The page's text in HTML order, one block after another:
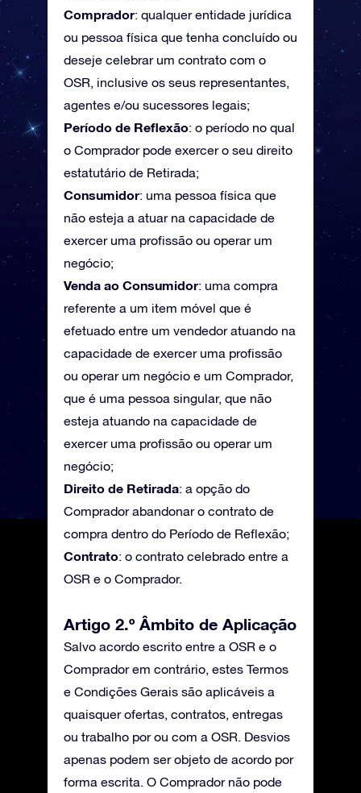
Comprador: qualquer entidade jurídica
ou pessoa física que tenha concluído ou
deseje celebrar um contrato com o
OSR, inclusive os seus representantes,
agentes e/ou sucessores legais;
Período de Reflexão: o período no qual
o Comprador pode exercer o seu direito
estatutário de Retirada;
Consumidor: uma pessoa física que
não esteja a atuar na capacidade de
exercer uma profissão ou operar um
negócio;
Venda ao Consumidor: uma compra
referente a um item móvel que é
efetuado entre um vendedor atuando na
capacidade de exercer uma profissão
ou operar um negócio e um Comprador,
que é uma pessoa singular, que não
esteja atuando na capacidade de
exercer uma profissão ou operar um
negócio;
Direito de Retirada: a opção do
Comprador abandonar o contrato de
compra dentro do Período de Reflexão;
Contrato: o contrato celebrado entre a
OSR e o Comprador.
Artigo 2.º Âmbito de Aplicação
Salvo acordo escrito entre a OSR e o
Comprador em contrário, estes Termos
e Condições Gerais são aplicáveis a
quaisquer ofertas, contratos, entregas
ou trabalho por ou com a OSR. Desvios
apenas podem ser objeto de acordo por
forma escrita. O Comprador não pode